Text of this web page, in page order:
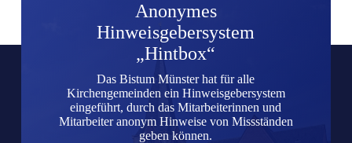
Anonymes
Hinweisgebersystem
„Hintbox“
Das Bistum Münster hat für alle
Kirchengemeinden ein Hinweisgebersystem
eingeführt, durch das Mitarbeiterinnen und
Mitarbeiter anonym Hinweise von Missständen
geben können.